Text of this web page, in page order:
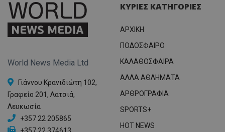
World News Media Ltd
Γιάννου Κρανιδιώτη 102,
Γραφείο 201, Λατσιά,
Λευκωσία
+357 22 205865
ΚΥΡΙΕΣ ΚΑΤΗΓΟΡΙΕΣ
ΑΡΧΙΚΗ
ΠΟΔΟΣΦΑΙΡΟ
ΚΑΛΑΘΟΣΦΑΙΡΑ
ΑΛΛΑ ΑΘΛΗΜΑΤΑ
ΑΡΘΡΟΓΡΑΦΙΑ
SPORTS+
HOT NEWS